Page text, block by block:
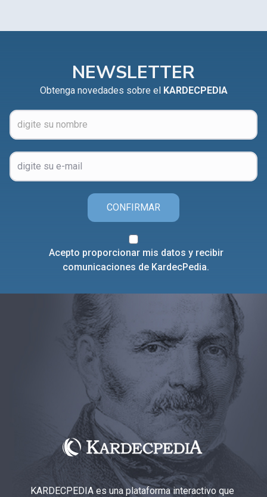
NEWSLETTER
Obtenga novedades sobre el KARDECPEDIA
CONFIRMAR
Acepto proporcionar mis datos y recibir
comunicaciones de KardecPedia.
KARDECPEDIA es una plataforma interactivo que